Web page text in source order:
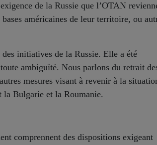
de la Russie que l’OTAN
américaines de leur territoire, ou
initiatives de la Russie. Elle a été
ambiguïté. Nous parlons du retrait
mesures visant à revenir à la
la Bulgarie et la Roumanie.
comprennent des dispositions exigeant